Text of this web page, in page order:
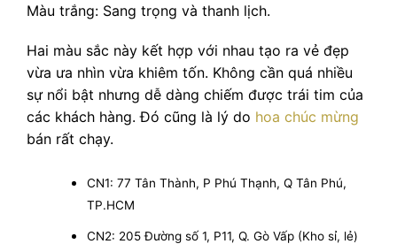
Màu trắng: Sang trọng và thanh lịch.
Hai màu sắc này kết hợp với nhau tạo ra vẻ đẹp
vừa ưa nhìn vừa khiêm tốn. Không cần quá nhiều
sự nổi bật nhưng dễ dàng chiếm được trái tim của
các khách hàng. Đó cũng là lý do hoa chúc mừng
bán rất chạy.
CN1: 77 Tân Thành, P Phú Thạnh, Q Tân Phú,
TP.HCM
CN2: 205 Đường số 1, P11, Q. Gò Vấp (Kho sỉ, lẻ)